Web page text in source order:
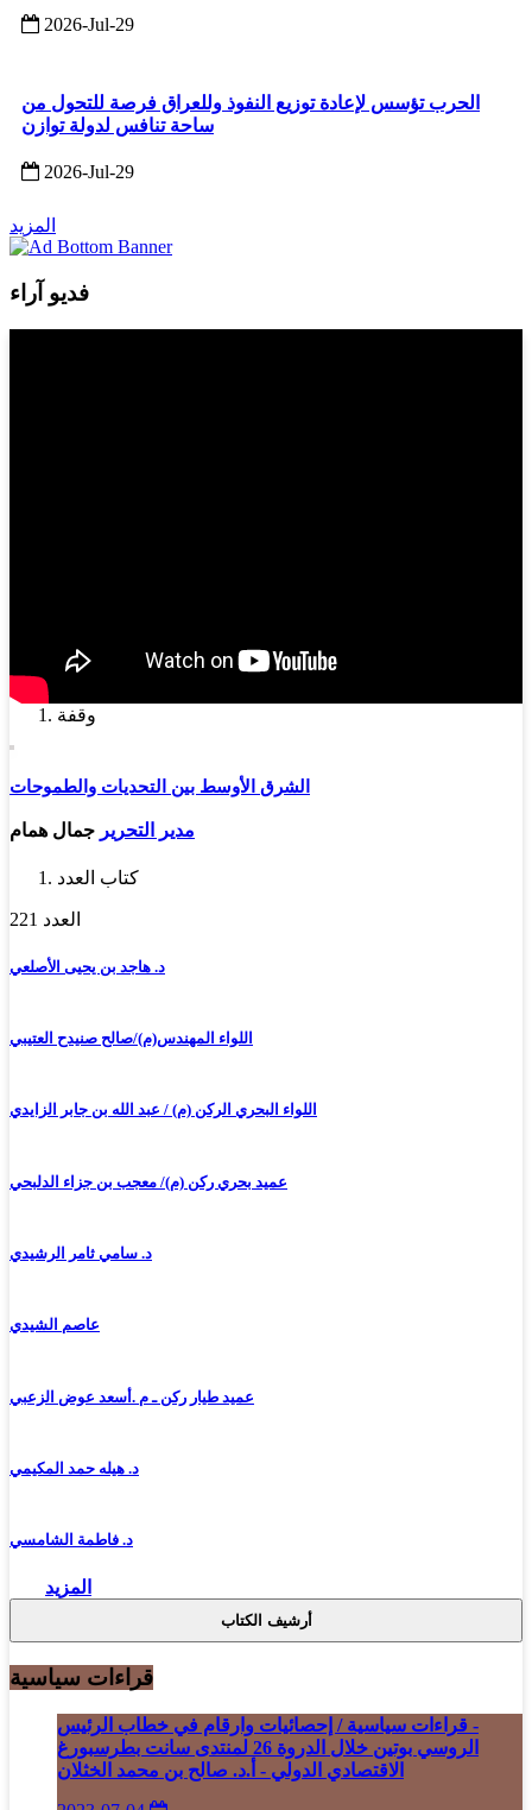
2026-Jul-29
الحرب تؤسس لإعادة توزيع النفوذ وللعراق فرصة للتحول من
ساحة تنافس لدولة توازن
2026-Jul-29
المزيد
فديو آراء
وقفة
الشرق الأوسط بين التحديات والطموحات
مدير التحرير جمال همام
كتاب العدد
العدد 221
د. هاجد بن يحيى الأصلعي
اللواء المهندس(م)/صالح صنيدح العتيبي
اللواء البحري الركن (م) / عبد الله بن جابر الزايدي
عميد بحري ركن (م)/ معجب بن جزاء الدلبحي
د. سامي ثامر الرشيدي
عاصم الشيدي
عميد طيار ركن ـ م .أسعد عوض الزعبي
د. هيله حمد المكيمي
د. فاطمة الشامسي
المزيد
أرشيف الكتاب
قراءات سياسية
- قراءات سياسية / إحصائيات وارقام في خطاب الرئيس
الروسي بوتين خلال الدروة 26 لمنتدى سانت بطرسبورغ
الاقتصادي الدولي - أ.د. صالح بن محمد الخثلان